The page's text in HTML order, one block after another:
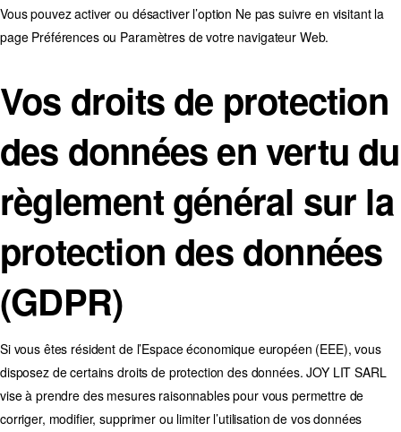
Vous pouvez activer ou désactiver l’option Ne pas suivre en visitant la
page Préférences ou Paramètres de votre navigateur Web.
Vos droits de protection
des données en vertu du
règlement général sur la
protection des données
(GDPR)
Si vous êtes résident de l’Espace économique européen (EEE), vous
disposez de certains droits de protection des données. JOY LIT SARL
vise à prendre des mesures raisonnables pour vous permettre de
corriger, modifier, supprimer ou limiter l’utilisation de vos données